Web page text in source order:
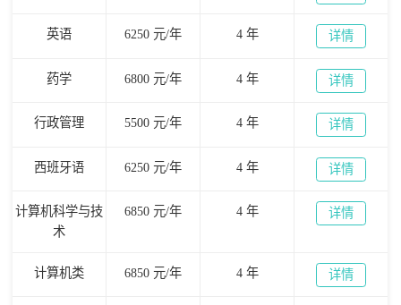
英语 6250 元/年 4 年 详情
药学 6800 元/年 4 年 详情
行政管理 5500 元/年 4 年 详情
西班牙语 6250 元/年 4 年 详情
计算机科学与技
术
6850 元/年 4 年 详情
计算机类 6850 元/年 4 年 详情